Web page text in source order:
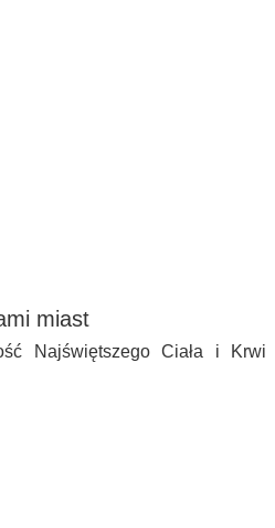
miast
Najświętszego Ciała i Krwi